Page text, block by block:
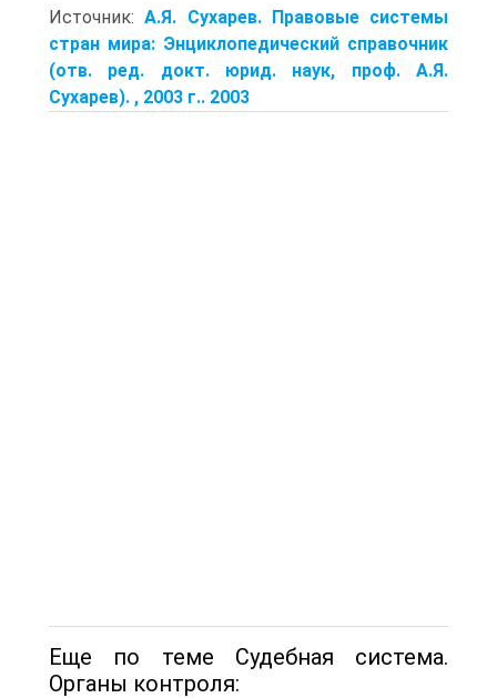
Источник:А.Я. Сухарев. Правовые системы
стран мира: Энциклопедический справочник
(отв. ред. докт. юрид. наук, проф. А.Я.
Сухарев). , 2003 г.. 2003
Еще по теме Судебная система.
Органы контроля: